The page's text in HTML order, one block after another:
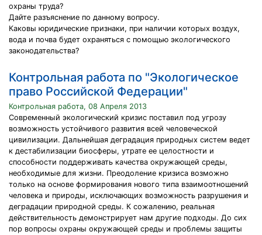
охраны труда?
Дайте разъяснение по данному вопросу.
Каковы юридические признаки, при наличии которых воздух,
вода и почва будет охраняться с помощью экологического
законодательства?
Контрольная работа по "Экологическое
право Российской Федерации"
Контрольная работа, 08 Апреля 2013
Современный экологический кризис поставил под угрозу
возможность устойчивого развития всей человеческой
цивилизации. Дальнейшая деградация природных систем ведет
к дестабилизации биосферы, утрате ее целостности и
способности поддерживать качества окружающей среды,
необходимые для жизни. Преодоление кризиса возможно
только на основе формирования нового типа взаимоотношений
человека и природы, исключающих возможность разрушения и
деградации природной среды. К сожалению, реальная
действительность демонстрирует нам другие подходы. До сих
пор вопросы охраны окружающей среды и проблемы защиты